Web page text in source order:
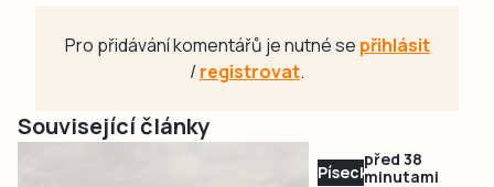
Pro přidávání komentářů je nutné se přihlásit
/registrovat.
Související články
Písecko
před 38
minutami